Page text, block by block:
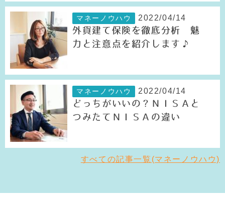
マネーノウハウ 2022/04/14
外貨建て保険を徹底分析 魅
力と注意点を紹介します♪
マネーノウハウ 2022/04/14
どっちがいいの？ＮＩＳＡと
つみたてＮＩＳＡの違い
すべての記事一覧(マネーノウハウ)